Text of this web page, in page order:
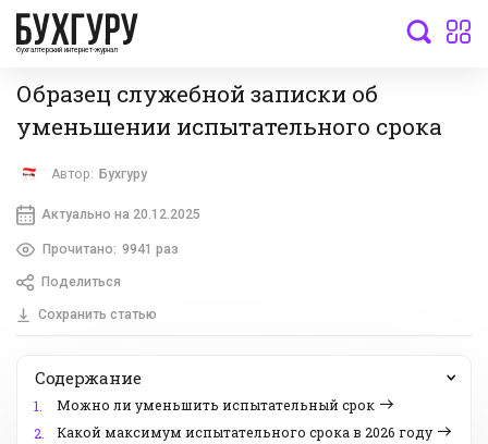
бухгалтерский интернет-журнал
Образец служебной записки об
уменьшении испытательного срока
Автор: Бухгуру
Актуально на 20.12.2025
Прочитано: 9941 раз
Поделиться
Сохранить статью
Содержание
1.
Можно ли уменьшить испытательный срок
2.
Какой максимум испытательного срока в 2026 году